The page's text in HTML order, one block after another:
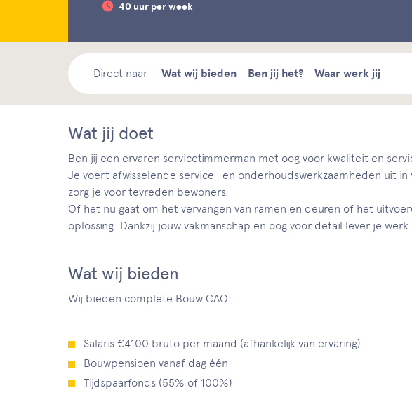
40 uur per week
Direct naar Wat wij bieden Ben jij het? Waar werk jij
Wat jij doet
Ben jij een ervaren servicetimmerman met oog voor kwaliteit en
Je voert afwisselende service- en onderhoudswerkzaamheden uit
zorg je voor tevreden bewoners.
Of het nu gaat om het vervangen van ramen en deuren of het
oplossing. Dankzij jouw vakmanschap en oog voor detail lever je
Wat wij bieden
Wij bieden complete Bouw CAO:
Salaris €4100 bruto per maand (afhankelijk van ervaring)
Bouwpensioen vanaf dag één
Tijdspaarfonds (55% of 100%)